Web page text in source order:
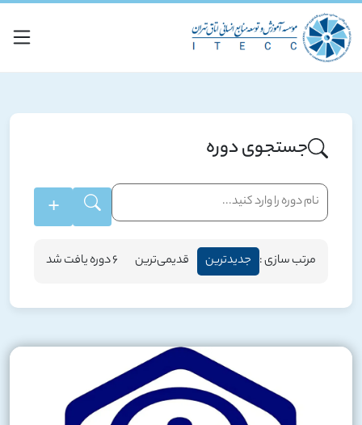
جستجوی دوره
+
مرتب سازی : جدیدترین قدیمی‌ترین 6 دوره یافت شد